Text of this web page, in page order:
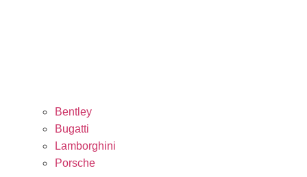
Bentley
Bugatti
Lamborghini
Porsche